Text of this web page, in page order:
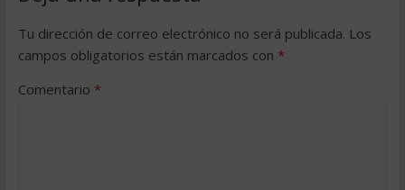
Tu dirección de correo electrónico no será publicada. Los
campos obligatorios están marcados con *
Comentario *